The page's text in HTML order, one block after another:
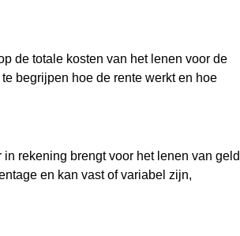
de totale kosten van het lenen voor de
begrijpen hoe de rente werkt en hoe
rekening brengt voor het lenen van geld
en kan vast of variabel zijn,